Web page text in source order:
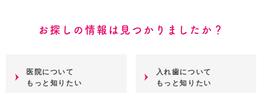
お探しの情報は見つかりましたか？
医院について
もっと知りたい
入れ歯について
もっと知りたい